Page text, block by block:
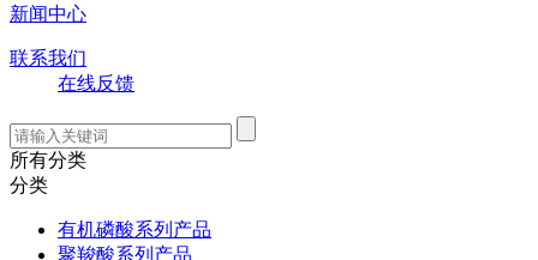
新闻中心
联系我们
在线反馈
所有分类
分类
有机磷酸系列产品
聚羧酸系列产品